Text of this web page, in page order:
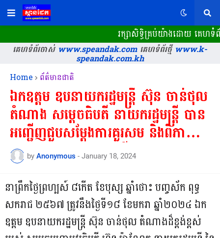
រក្សាសិទ្ធិគ្រប់យ៉ាងដោយ គេហ
គេហទំព័រចាស់www.speandak.comគេហទំព័រថ្មីwww.k-
speandak.com.kh
Home ព័ត៌មានជាតិ
ឯកឧត្តម​ ឧបនាយករដ្ឋមន្ត្រី ស៊ុន ចាន់ថុល
តំណាង សម្តេចធិបតី នាយករដ្ឋមន្ត្រី បាន
អញ្ជេីញជួបសម្តែងការគួរសម និងពិភាក្សា
ការងារជាមួយ លោកស្រី Sophie
Viger នាយិកាសាលា Ecole 42
របស់បារាំង...
by Anonymous - January 18, 2024
នាព្រឹកថ្ងៃព្រហ្បស៍ ៨កើត ខែបុស្ស ឆ្នាំថោះ បញ្ចស័ក ពុទ្ធ
សករាជ ២៥៦៧ ត្រូវនឹងថ្ងៃទី១៨​ ខែមករា ឆ្នាំ២០២៤ ឯក
ឧត្តម ឧបនាយករដ្ឋមន្ត្រី ស៊ុន ចាន់ថុល តំណាងដ៏ខ្ពង់ខ្ពស់